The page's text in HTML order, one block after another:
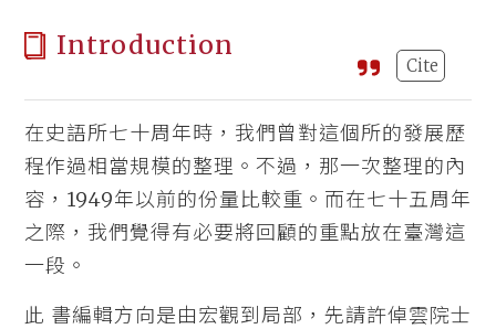
Introduction
Cite
在史語所七十周年時，我們曾對這個所的發展歷
程作過相當規模的整理。不過，那一次整理的內
容，1949年以前的份量比較重。而在七十五周年
之際，我們覺得有必要將回顧的重點放在臺灣這
一段。
此 書編輯方向是由宏觀到局部，先請許倬雲院士